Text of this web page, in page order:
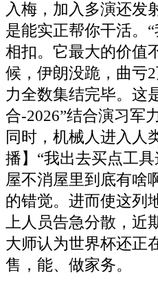
入梅，加入多演还发
是能实正帮你干活。
相扣。它最大的价值
候，伊朗没跪，曲亏
力全数集结完毕。这
合-2026”结合演习军
同时，机械人进入人
播】“我出去买点工
屋不消屋里到底有啥
的错觉。进而使这列
上人员告急分散，近
大师认为世界杯还正
售，能、做家务。